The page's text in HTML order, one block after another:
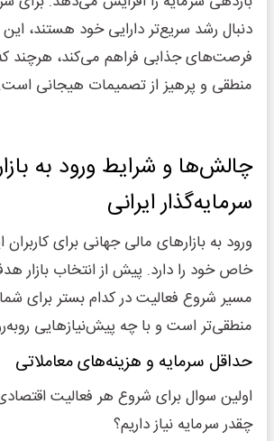
دنبال رشد سریع‌تر دارایی خود هستند، این
فرصت‌های جذابی فراهم می‌کند، هرچند
منطقی و پرهیز از تصمیمات هیجانی است.
چالش‌ها و شرایط ورود به
سرمایه‌گذار ایرانی
ورود به بازارهای مالی جهانی برای کاربران
خاص خود را دارد. پیش از انتخاب بازار
مسیر شروع فعالیت در کدام بستر برای
منطقی‌تر است و با چه پیش‌نیازهایی
حداقل سرمایه و هزینه‌های معاملاتی
اولین سوال برای شروع هر فعالیت
چقدر سرمایه نیاز داریم؟